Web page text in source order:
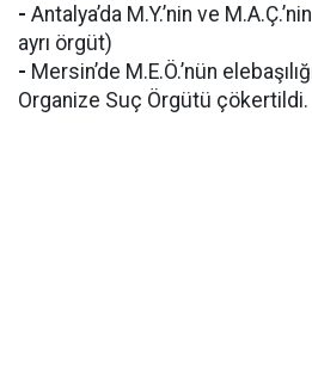
- Antalya’da M.Y.’nin ve
ayrı örgüt)
- Mersin’de M.E.Ö.’nün
Organize Suç Örgütü çökertildi.